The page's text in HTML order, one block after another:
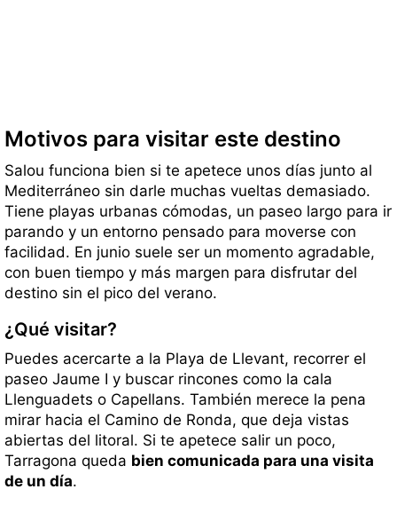
Motivos para visitar este destino
Salou funciona bien si te apetece unos días junto al
Mediterráneo sin darle muchas vueltas demasiado.
Tiene playas urbanas cómodas, un paseo largo para ir
parando y un entorno pensado para moverse con
facilidad. En junio suele ser un momento agradable,
con buen tiempo y más margen para disfrutar del
destino sin el pico del verano.
¿Qué visitar?
Puedes acercarte a la Playa de Llevant, recorrer el
paseo Jaume I y buscar rincones como la cala
Llenguadets o Capellans. También merece la pena
mirar hacia el Camino de Ronda, que deja vistas
abiertas del litoral. Si te apetece salir un poco,
Tarragona queda bien comunicada para una visita
de un día.